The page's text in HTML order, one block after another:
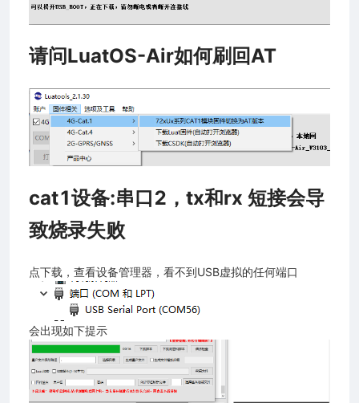
请问LuatOS-Air如何刷回AT
cat1设备:串口2，tx和rx 短接会导
致烧录失败
点下载，查看设备管理器，看不到USB虚拟的任何端口
会出现如下提示